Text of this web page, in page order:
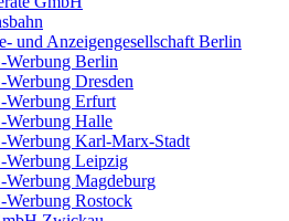
und Anzeigengesellschaft Berlin
Berlin
Dresden
Erfurt
Halle
Karl-Marx-Stadt
Leipzig
Magdeburg
Rostock